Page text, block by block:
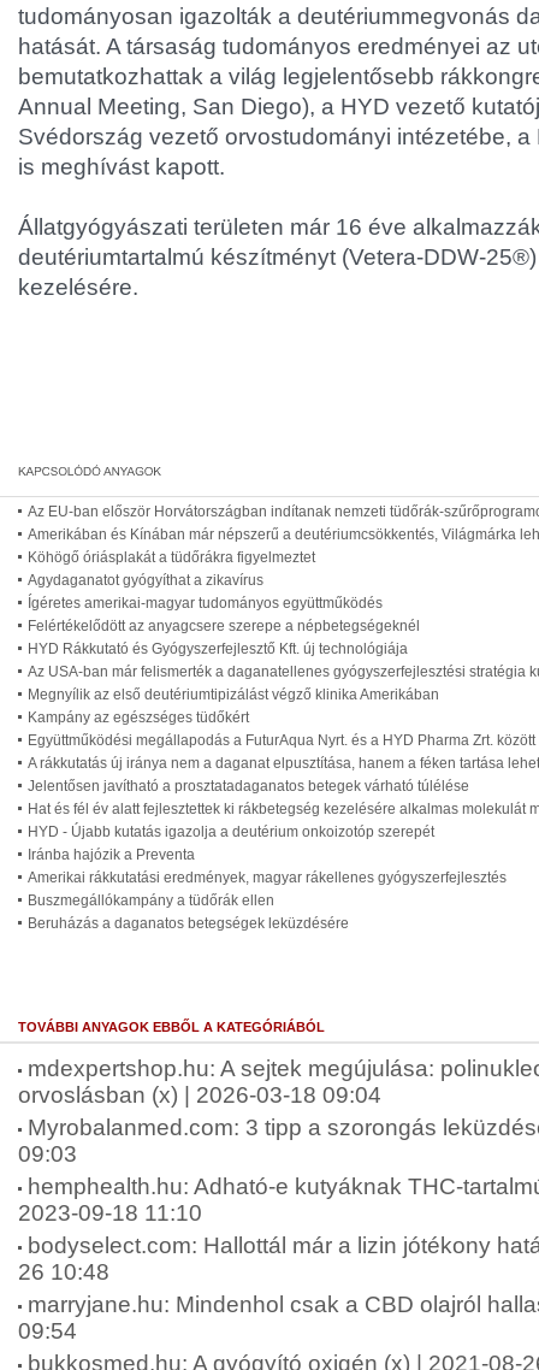
tudományosan igazolták a deutériummegvonás
hatását. A társaság tudományos eredményei az
bemutatkozhattak a világ legjelentősebb
Annual Meeting, San Diego), a HYD vezető
Svédország vezető orvostudományi intézetébe,
is meghívást kapott.
Állatgyógyászati területen már 16 éve
deutériumtartalmú készítményt (Vetera-DDW-
kezelésére.
Az EU-ban először Horvátországban indítanak nemzeti tüdőrák-
Amerikában és Kínában már népszerű a deutériumcsökkentés, Világmárka
Köhögő óriásplakát a tüdőrákra figyelmeztet
Agydaganatot gyógyíthat a zikavírus
Ígéretes amerikai-magyar tudományos együttműködés
Felértékelődött az anyagcsere szerepe a népbetegségeknél
HYD Rákkutató és Gyógyszerfejlesztő Kft. új technológiája
Az USA-ban már felismerték a daganatellenes gyógyszerfejlesztési stratégia
Megnyílik az első deutériumtipizálást végző klinika Amerikában
Kampány az egészséges tüdőkért
Együttműködési megállapodás a FuturAqua Nyrt. és a HYD Pharma Zrt. között
A rákkutatás új iránya nem a daganat elpusztítása, hanem a féken tartása lehet
Jelentősen javítható a prosztatadaganatos betegek várható túlélése
Hat és fél év alatt fejlesztettek ki rákbetegség kezelésére alkalmas molekulát
HYD - Újabb kutatás igazolja a deutérium onkoizotóp szerepét
Iránba hajózik a Preventa
Amerikai rákkutatási eredmények, magyar rákellenes gyógyszerfejlesztés
Buszmegállókampány a tüdőrák ellen
Beruházás a daganatos betegségek leküzdésére
TOVÁBBI ANYAGOK EBBŐL A KATEGÓRIÁBÓL
mdexpertshop.hu: A sejtek megújulása:
orvoslásban (x) | 2026-03-18 09:04
Myrobalanmed.com: 3 tipp a szorongás
09:03
hemphealth.hu: Adható-e kutyáknak THC-
2023-09-18 11:10
bodyselect.com: Hallottál már a lizin jótékony
26 10:48
marryjane.hu: Mindenhol csak a CBD olajról
09:54
bukkosmed.hu: A gyógyító oxigén (x) | 2021-08-